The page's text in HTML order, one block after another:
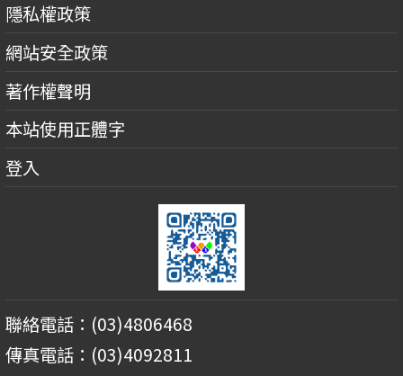
隱私權政策
網站安全政策
著作權聲明
本站使用正體字
登入
聯絡電話：(03)4806468
傳真電話：(03)4092811